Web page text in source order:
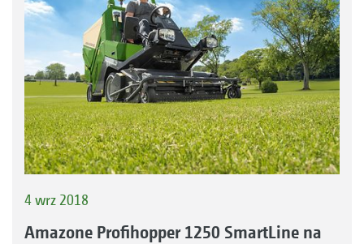
4 wrz 2018
Amazone Profihopper 1250 SmartLine na